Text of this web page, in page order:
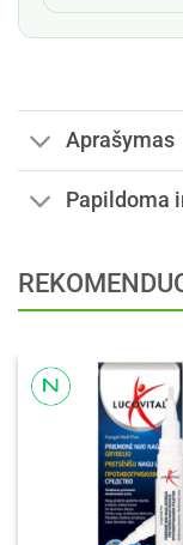
Aprašymas
Papildoma